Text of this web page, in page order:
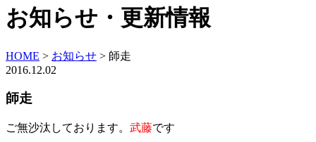
お知らせ・更新情報
HOME > お知らせ > 師走
2016.12.02
師走
ご無沙汰しております。 武藤です